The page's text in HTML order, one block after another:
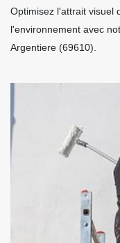
Optimisez l'attrait visuel
l'environnement avec
Argentiere (69610).